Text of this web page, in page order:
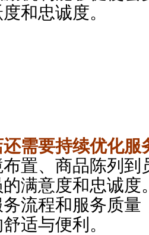
和忠诚度。
需要持续优化
布置、商品陈列
满意度和忠诚
流程和服务质
适与便利。